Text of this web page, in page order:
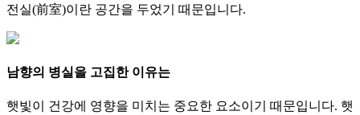
전실(前室)이란 공간을 두었기 때문입니다.
남향의 병실을 고집한 이유는
햇빛이 건강에 영향을 미치는 중요한 요소이기 때문입니다. 햇